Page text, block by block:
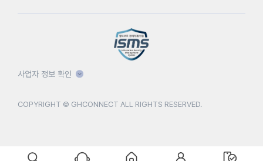
사업자 정보 확인
COPYRIGHT © GHCONNECT ALL RIGHTS RESERVED.